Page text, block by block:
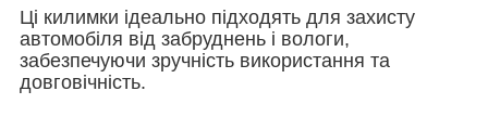
Ці килимки ідеально підходять для захисту
автомобіля від забруднень і вологи,
забезпечуючи зручність використання та
довговічність.